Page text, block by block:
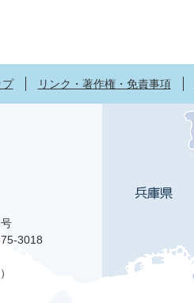
リンク・著作権・免責事項
3018